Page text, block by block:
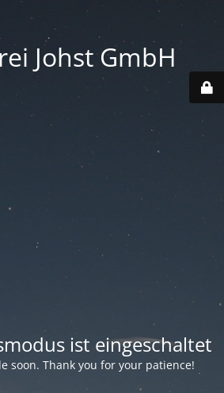
Johst GmbH
ist eingeschaltet
soon. Thank you for your patience!